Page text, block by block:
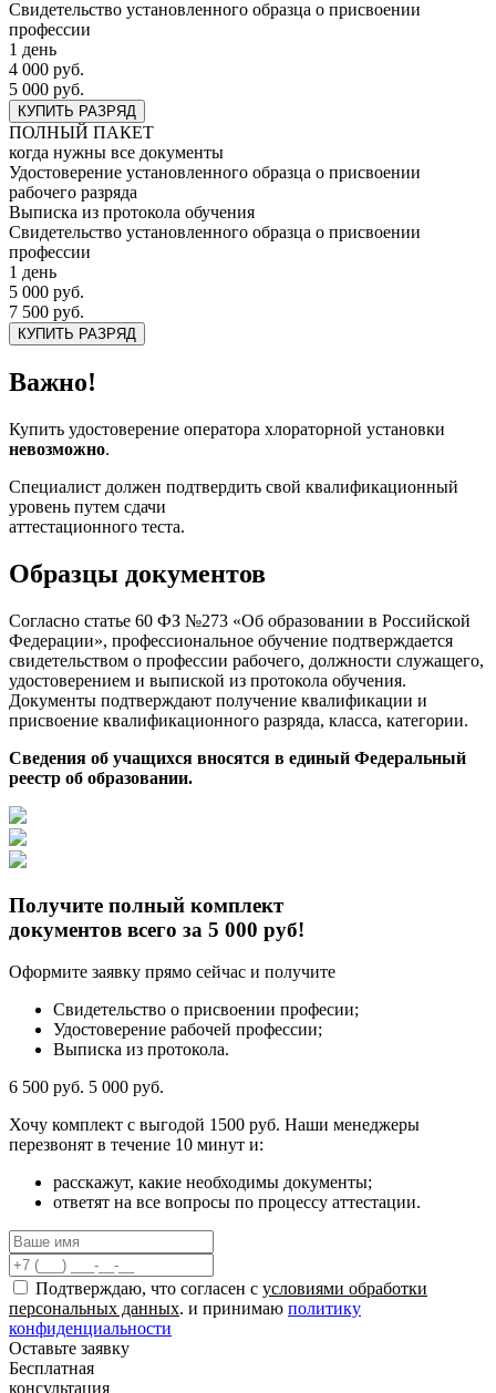
Свидетельство установленного образца о присвоении
профессии
1 день
4 000 руб.
5 000 руб.
КУПИТЬ РАЗРЯД
ПОЛНЫЙ ПАКЕТ
когда нужны все документы
Удостоверение установленного образца о присвоении
рабочего разряда
Выписка из протокола обучения
Свидетельство установленного образца о присвоении
профессии
1 день
5 000 руб.
7 500 руб.
КУПИТЬ РАЗРЯД
Важно!
Купить удостоверение оператора хлораторной установки
невозможно.
Специалист должен подтвердить свой квалификационный
уровень путем сдачи
аттестационного теста.
Образцы документов
Согласно статье 60 ФЗ №273 «Об образовании в Российской
Федерации», профессиональное обучение подтверждается
свидетельством о профессии рабочего, должности служащего,
удостоверением и выпиской из протокола обучения.
Документы подтверждают получение квалификации и
присвоение квалификационного разряда, класса, категории.
Сведения об учащихся вносятся в единый Федеральный
реестр об образовании.
Получите полный комплект
документов всего за 5 000 руб!
Оформите заявку прямо сейчас и получите
Свидетельство о присвоении професии;
Удостоверение рабочей профессии;
Выписка из протокола.
6 500 руб. 5 000 руб.
Хочу комплект с выгодой 1500 руб. Наши менеджеры
перезвонят в течение 10 минут и:
расскажут, какие необходимы документы;
ответят на все вопросы по процессу аттестации.
Подтверждаю, что согласен с условиями обработки
персональных данных. и принимаю политику
конфиденциальности
Оставьте заявку
Бесплатная
консультация